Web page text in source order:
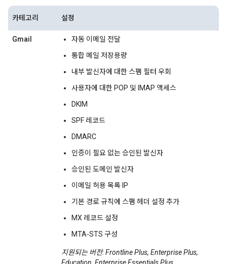
카테고리 설정
Gmail
자동 이메일 전달
통합 메일 저장용량
내부 발신자에 대한 스팸 필터 우회
사용자에 대한 POP 및 IMAP 액세스
DKIM
SPF 레코드
DMARC
인증이 필요 없는 승인된 발신자
승인된 도메인 발신자
이메일 허용 목록 IP
기본 경로 규칙에 스팸 헤더 설정 추가
MX 레코드 설정
MTA-STS 구성
지원되는 버전: Frontline Plus, Enterprise Plus,